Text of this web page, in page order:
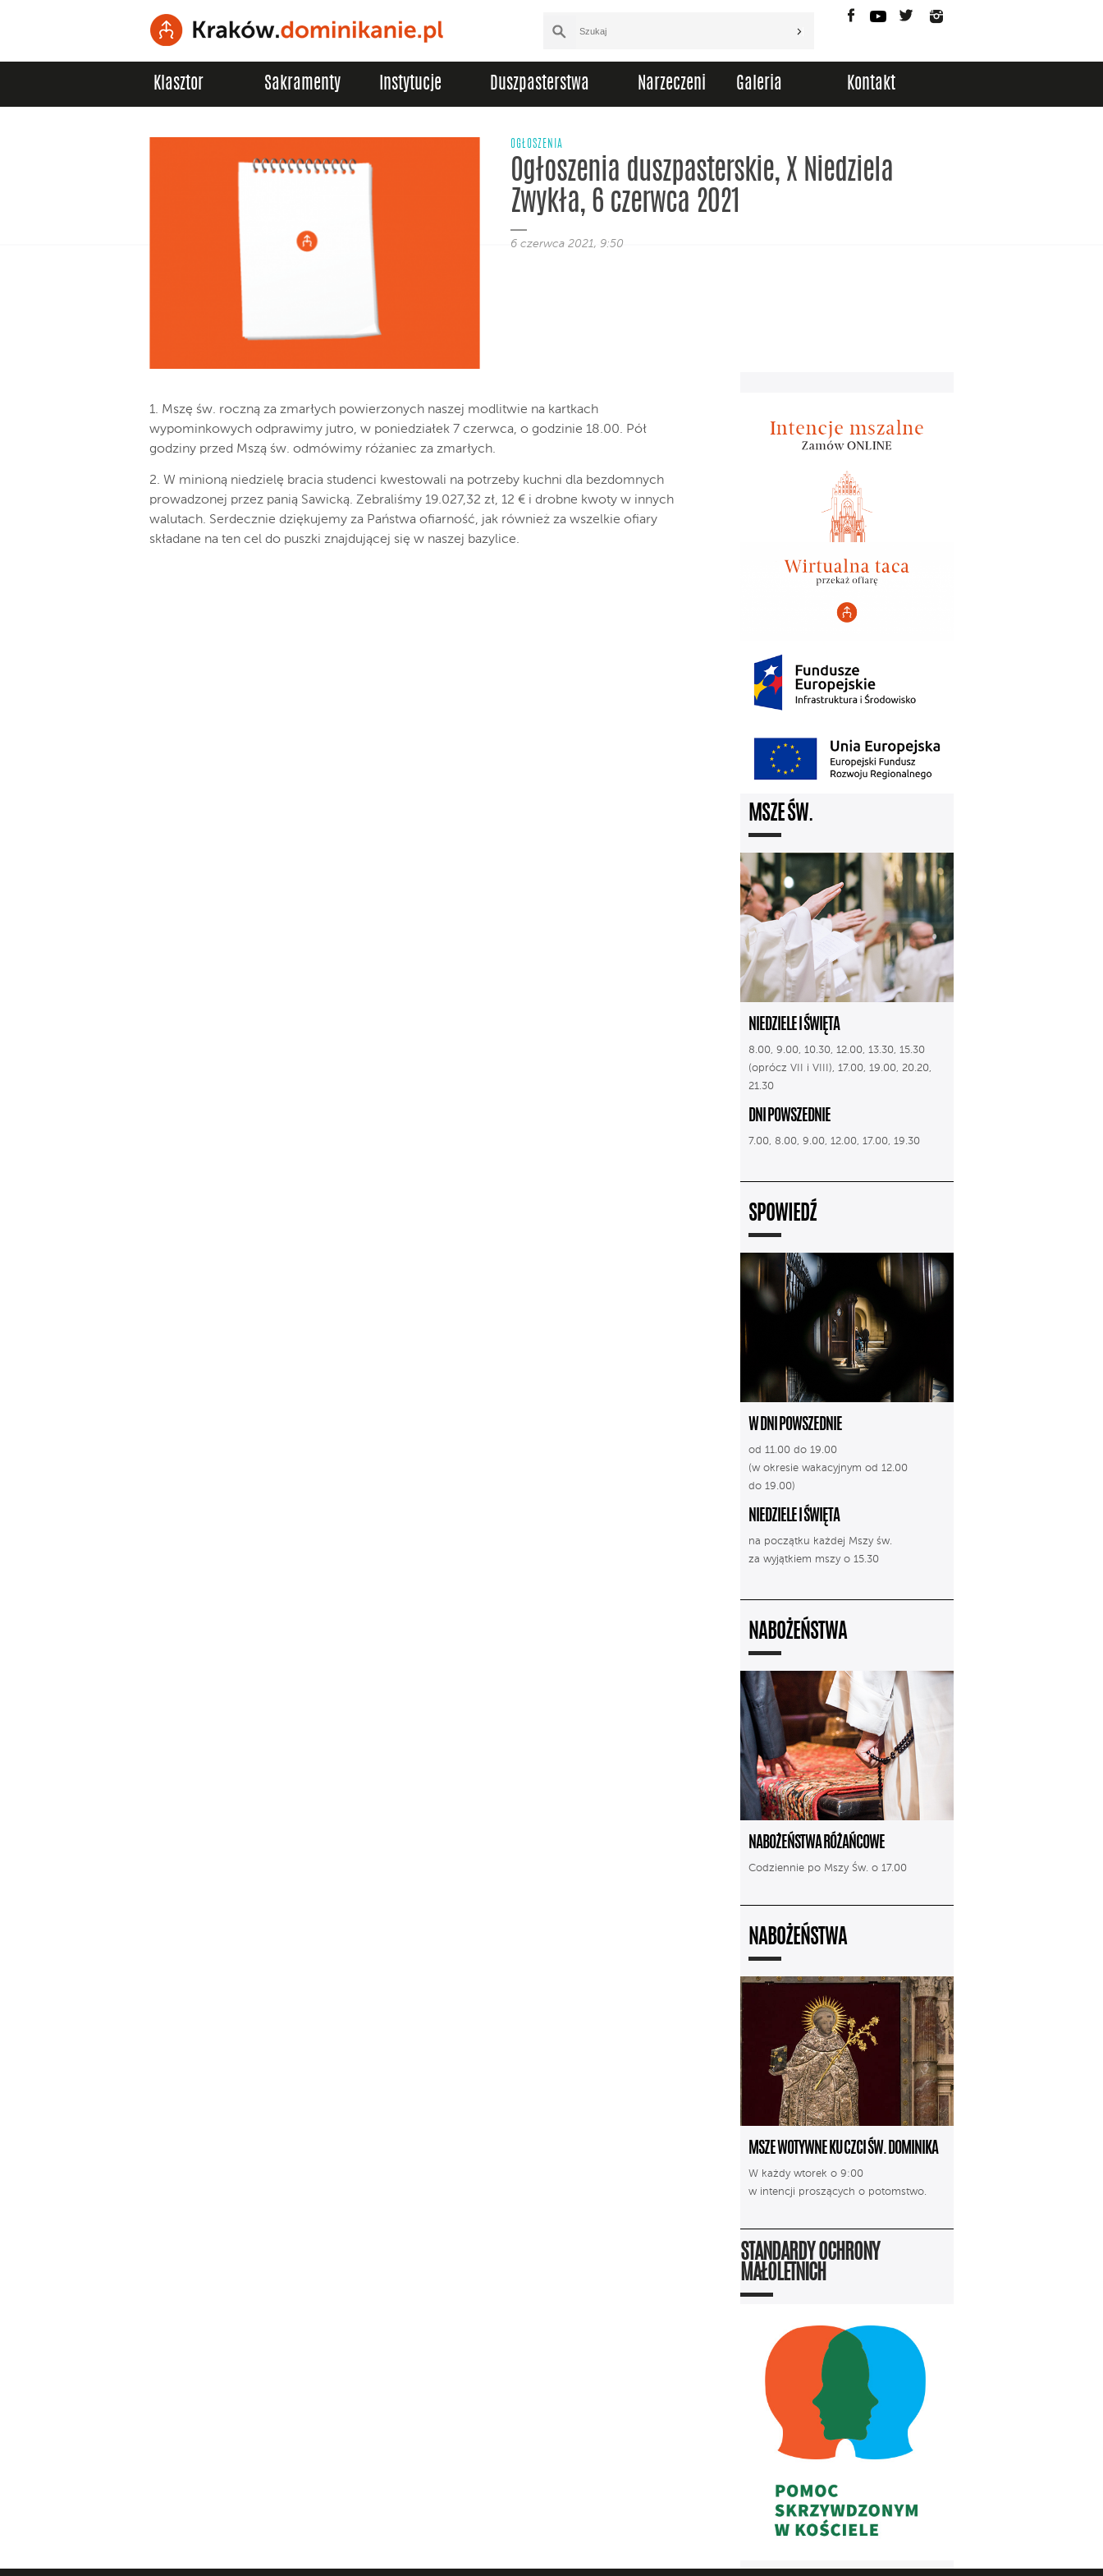
FacebookYouTubeTwitter
Klasztor Sakramenty Instytucje Duszpasterstwa Narzeczeni Galeria Kontakt
OGŁOSZENIA
Ogłoszenia duszpasterskie, X Niedziela
Zwykła, 6 czerwca 2021
6 czerwca 2021, 9:50
1. Mszę św. roczną za zmarłych powierzonych naszej modlitwie na kartkach
wypominkowych odprawimy jutro, w poniedziałek 7 czerwca, o godzinie 18.00. Pół
godziny przed Mszą św. odmówimy różaniec za zmarłych.
2. W minioną niedzielę bracia studenci kwestowali na potrzeby kuchni dla bezdomnych
prowadzonej przez panią Sawicką. Zebraliśmy 19.027,32 zł, 12 € i drobne kwoty w innych
walutach. Serdecznie dziękujemy za Państwa ofiarność, jak również za wszelkie ofiary
składane na ten cel do puszki znajdującej się w naszej bazylice.
MSZE ŚW.
NIEDZIELE I ŚWIĘTA
8.00, 9.00, 10.30, 12.00, 13.30, 15.30
(oprócz VII i VIII), 17.00, 19.00, 20.20,
21.30
DNI POWSZEDNIE
7.00, 8.00, 9.00, 12.00, 17.00, 19.30
SPOWIEDŹ
W DNI POWSZEDNIE
od 11.00 do 19.00
(w okresie wakacyjnym od 12.00
do 19.00)
NIEDZIELE I ŚWIĘTA
na początku każdej Mszy św.
za wyjątkiem mszy o 15.30
NABOŻEŃSTWA
NABOŻEŃSTWA RÓŻAŃCOWE
Codziennie po Mszy Św. o 17.00
NABOŻEŃSTWA
MSZE WOTYWNE KU CZCI ŚW. DOMINIKA
W każdy wtorek o 9:00
w intencji proszących o potomstwo.
STANDARDY OCHRONY
MAŁOLETNICH